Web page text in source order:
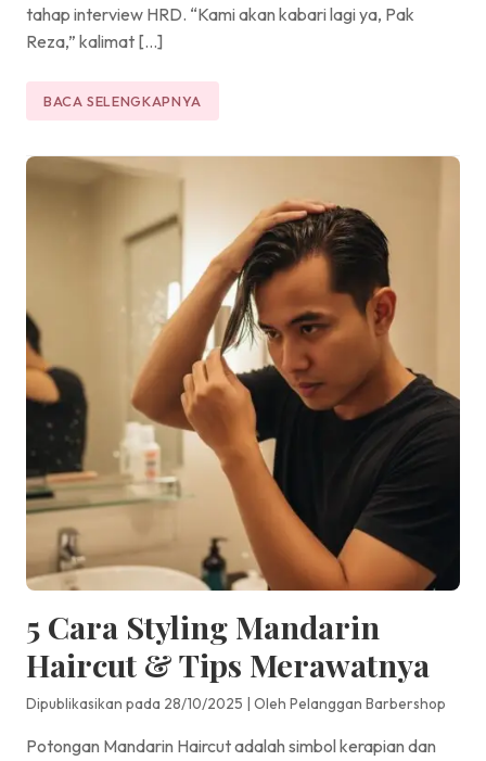
tahap interview HRD. “Kami akan kabari lagi ya, Pak
Reza,” kalimat […]
BACA SELENGKAPNYA
5 Cara Styling Mandarin
Haircut & Tips Merawatnya
Dipublikasikan pada 28/10/2025 | Oleh Pelanggan Barbershop
Potongan Mandarin Haircut adalah simbol kerapian dan